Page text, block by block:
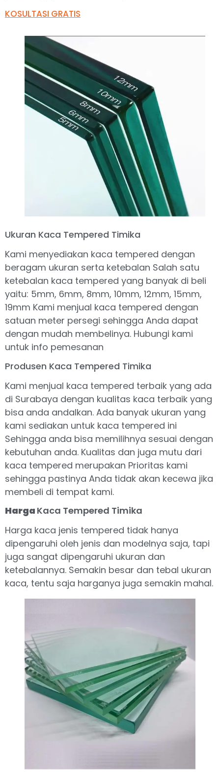
KOSULTASI GRATIS
Ukuran Kaca Tempered Timika
Kami menyediakan kaca tempered dengan
beragam ukuran serta ketebalan Salah satu
ketebalan kaca tempered yang banyak di beli
yaitu: 5mm, 6mm, 8mm, 10mm, 12mm, 15mm,
19mm Kami menjual kaca tempered dengan
satuan meter persegi sehingga Anda dapat
dengan mudah membelinya. Hubungi kami
untuk info pemesanan
Produsen Kaca Tempered Timika
Kami menjual kaca tempered terbaik yang ada
di Surabaya dengan kualitas kaca terbaik yang
bisa anda andalkan. Ada banyak ukuran yang
kami sediakan untuk kaca tempered ini
Sehingga anda bisa memilihnya sesuai dengan
kebutuhan anda. Kualitas dan juga mutu dari
kaca tempered merupakan Prioritas kami
sehingga pastinya Anda tidak akan kecewa jika
membeli di tempat kami.
Harga Kaca Tempered Timika
Harga kaca jenis tempered tidak hanya
dipengaruhi oleh jenis dan modelnya saja, tapi
juga sangat dipengaruhi ukuran dan
ketebalannya. Semakin besar dan tebal ukuran
kaca, tentu saja harganya juga semakin mahal.